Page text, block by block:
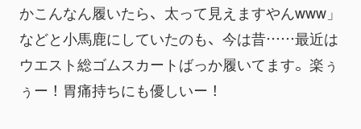
かこんなん履いたら、太って見えますやんwww」
などと小馬鹿にしていたのも、今は昔……最近は
ウエスト総ゴムスカートばっか履いてます。楽ぅ
ぅー！胃痛持ちにも優しいー！